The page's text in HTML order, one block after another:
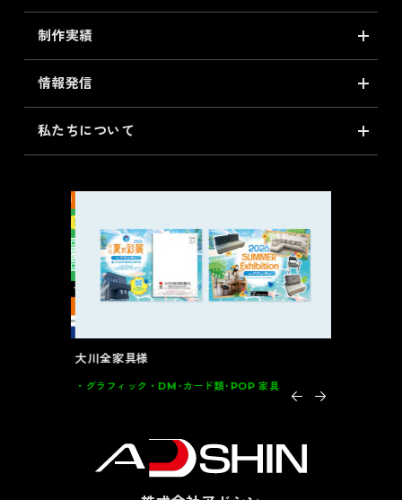
制作実績
情報発信
私たちについて
大川全家具様
グラフィック DM･カード類･POP 家具